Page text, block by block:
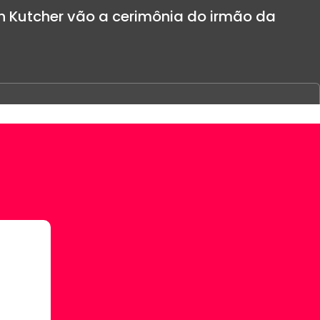
Kutcher vão a cerimônia do irmão da